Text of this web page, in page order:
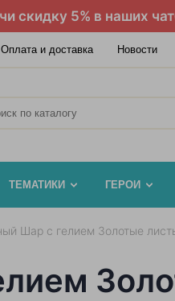
скидку 5% в наших
Оплата и доставка Новости
ТЕМАТИКИ ГЕРОИ
Шар с гелием Золотые